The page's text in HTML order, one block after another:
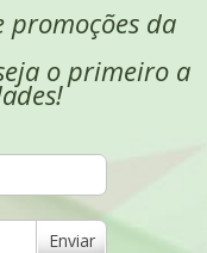
promoções da
o primeiro a
Enviar